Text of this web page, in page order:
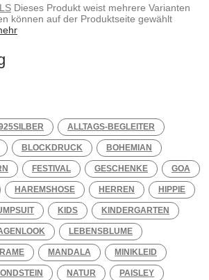
Dieses Produkt weist mehrere Varianten
können auf der Produktseite gewählt
ALLTAGS-BEGLEITER
BLOCKDRUCK BOHEMIAN
FESTIVAL GESCHENKE GOA
HAREMSHOSE HERREN HIPPIE
KIDS KINDERGARTEN
LEBENSBLUME
MANDALA MINIKLEID
NATUR PAISLEY